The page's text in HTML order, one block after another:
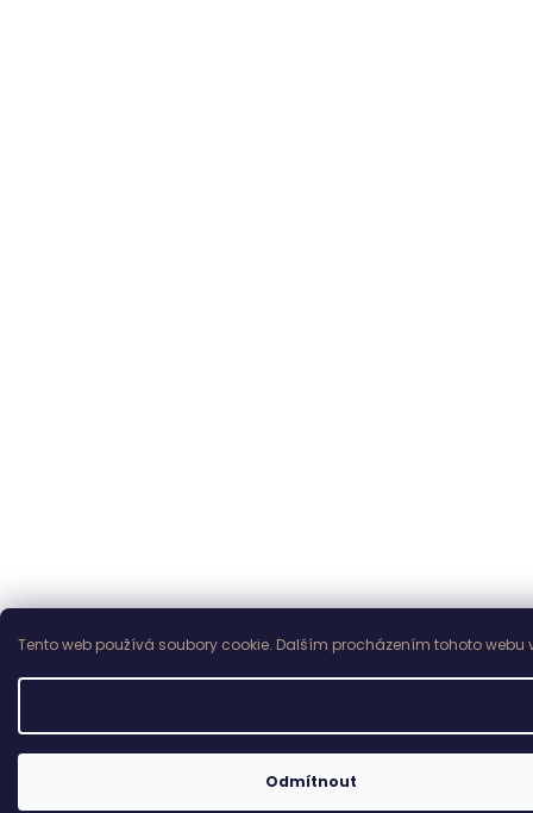
Tento web používá soubory cookie. Dalším procházením tohoto
Odmítnout